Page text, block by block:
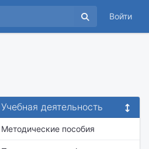
Войти
Учебная деятельность
Методические пособия